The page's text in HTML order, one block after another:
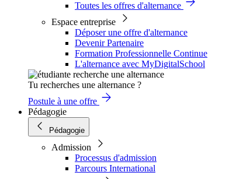
Toutes les offres d'alternance
Espace entreprise
Déposer une offre d'alternance
Devenir Partenaire
Formation Professionnelle Continue
L'alternance avec MyDigitalSchool
Tu recherches une alternance ?
Postule à une offre
Pédagogie
Pédagogie
Admission
Processus d'admission
Parcours International